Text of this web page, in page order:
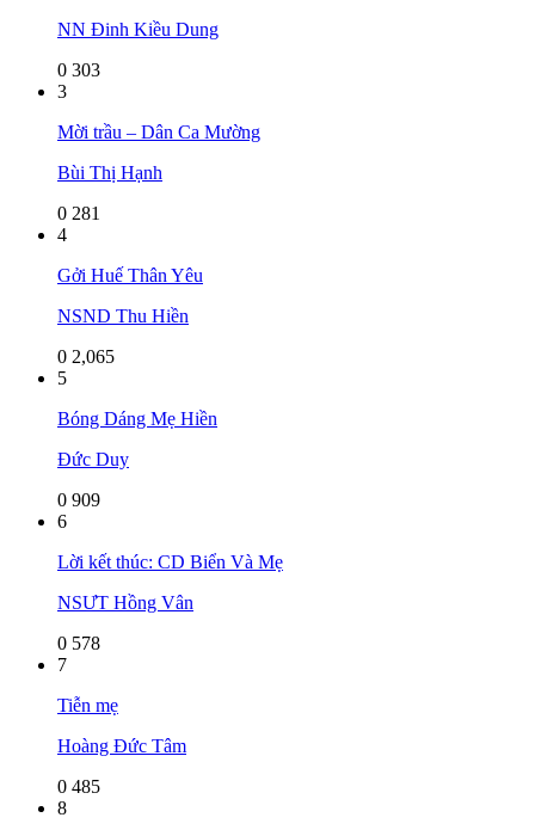
NN Đinh Kiều Dung
0 303
3
Mời trầu – Dân Ca Mường
Bùi Thị Hạnh
0 281
4
Gởi Huế Thân Yêu
NSND Thu Hiền
0 2,065
5
Bóng Dáng Mẹ Hiền
Đức Duy
0 909
6
Lời kết thúc: CD Biển Và Mẹ
NSƯT Hồng Vân
0 578
7
Tiễn mẹ
Hoàng Đức Tâm
0 485
8